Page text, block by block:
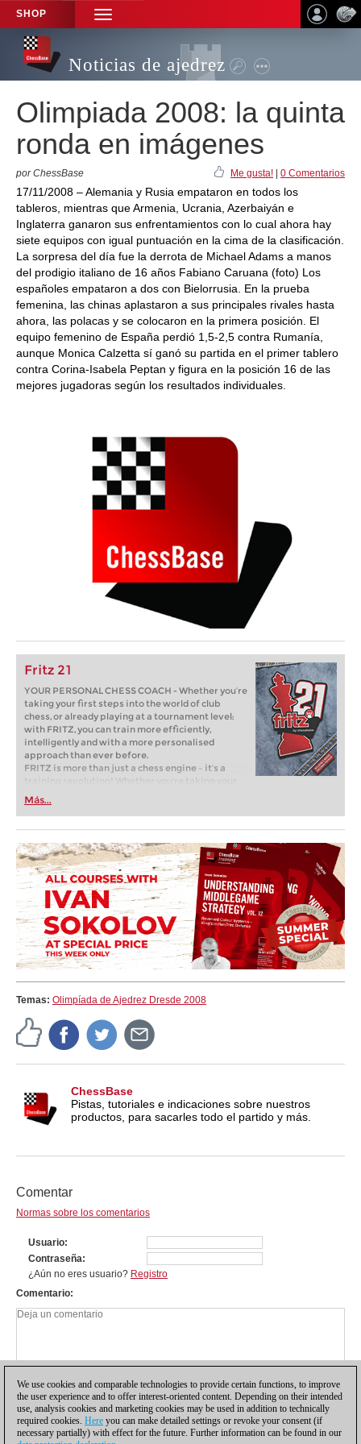
SHOP
TOGGLE
NAVIGATION
Noticias de ajedrez
Olimpiada 2008: la quinta
ronda en imágenes
por ChessBase Me gusta! 0 Comentarios
17/11/2008 – Alemania y Rusia empataron en todos los
tableros, mientras que Armenia, Ucrania, Azerbaiyán e
Inglaterra ganaron sus enfrentamientos con lo cual ahora hay
siete equipos con igual puntuación en la cima de la clasificación.
La sorpresa del día fue la derrota de Michael Adams a manos
del prodigio italiano de 16 años Fabiano Caruana (foto) Los
españoles empataron a dos con Bielorrusia. En la prueba
femenina, las chinas aplastaron a sus principales rivales hasta
ahora, las polacas y se colocaron en la primera posición. El
equipo femenino de España perdió 1,5-2,5 contra Rumanía,
aunque Monica Calzetta sí ganó su partida en el primer tablero
contra Corina-Isabela Peptan y figura en la posición 16 de las
mejores jugadoras según los resultados individuales.
Fritz 21
YOUR PERSONAL CHESS COACH - Whether you’re
taking your first steps into the world of club
chess, or already playing at a tournament level:
with FRITZ, you can train more efficiently,
intelligently and with a more personalised
approach than ever before.
FRITZ is more than just a chess engine – it’s a
training revolution! Whether you’re taking your
first steps into the world of club chess, or already
playing at a tournament level: with FRITZ, you can
train more efficiently, intelligently and with a
more personalised approach than ever before.
Más...
Temas: Olimpíada de Ajedrez Dresde 2008
ChessBase
Pistas, tutoriales e indicaciones sobre nuestros
productos, para sacarles todo el partido y más.
Comentar
Normas sobre los comentarios
Usuario
Contraseña
¿Aún no eres usuario? Registro
Comentario
We use cookies and comparable technologies to provide certain functions, to improve
the user experience and to offer interest-oriented content. Depending on their intended
use, analysis cookies and marketing cookies may be used in addition to technically
required cookies. Here you can make detailed settings or revoke your consent (if
necessary partially) with effect for the future. Further information can be found in our